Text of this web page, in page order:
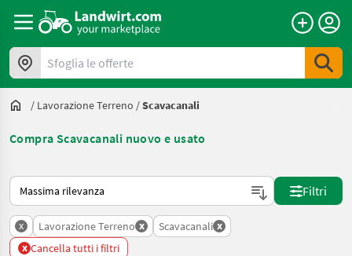
Sfoglia le offerte
/ Lavorazione Terreno /Scavacanali
Compra Scavacanali nuovo e usato
Ecco come viene ordinato su Landwirt.com
Filtri
x Lavorazione Terreno x Scavacanali x
x Cancella tutti i filtri